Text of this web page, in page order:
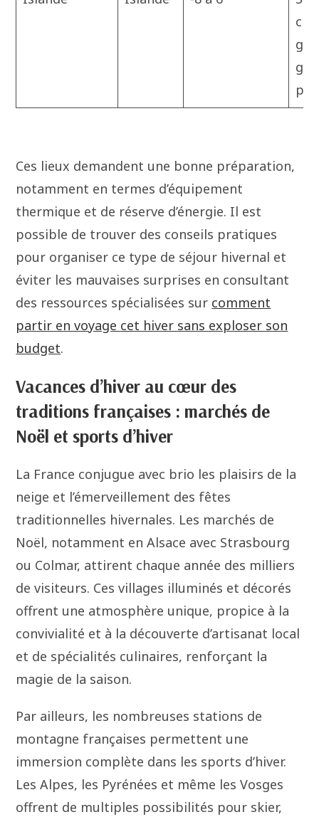
Ces lieux demandent une bonne préparation,
notamment en termes d’équipement
thermique et de réserve d’énergie. Il est
possible de trouver des conseils pratiques
pour organiser ce type de séjour hivernal et
éviter les mauvaises surprises en consultant
des ressources spécialisées sur comment
partir en voyage cet hiver sans exploser son
budget.
Vacances d’hiver au cœur des
traditions françaises : marchés de
Noël et sports d’hiver
La France conjugue avec brio les plaisirs de la
neige et l’émerveillement des fêtes
traditionnelles hivernales. Les marchés de
Noël, notamment en Alsace avec Strasbourg
ou Colmar, attirent chaque année des milliers
de visiteurs. Ces villages illuminés et décorés
offrent une atmosphère unique, propice à la
convivialité et à la découverte d’artisanat local
et de spécialités culinaires, renforçant la
magie de la saison.
Par ailleurs, les nombreuses stations de
montagne françaises permettent une
immersion complète dans les sports d’hiver.
Les Alpes, les Pyrénées et même les Vosges
offrent de multiples possibilités pour skier,